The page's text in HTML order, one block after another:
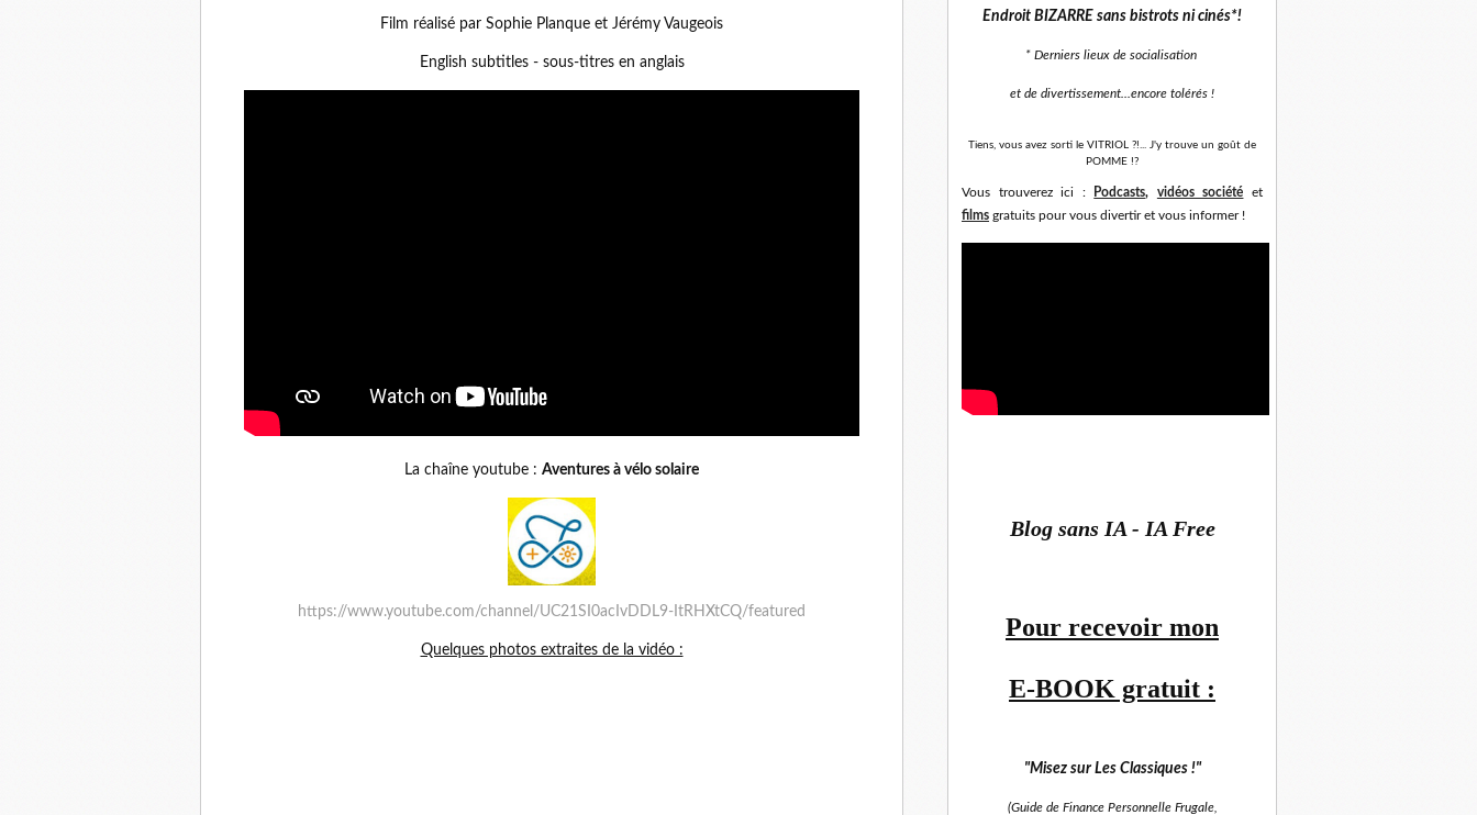
Film réalisé par Sophie Planque et Jérémy Vaugeois
English subtitles - sous-titres en anglais
La chaîne youtube : Aventures à vélo solaire
https://www.youtube.com/channel/UC21SI0acIvDDL9-ItRHXtCQ/featured
Quelques photos extraites de la vidéo :
Endroit BIZARRE sans bistrots ni cinés*!
* Derniers lieux de socialisation
et de divertissement... encore tolérés !
Tiens, vous avez sorti le VITRIOL ?!... J'y trouve un goût de
POMME !?
Vous trouverez ici : Podcasts, vidéos société et
films gratuits pour vous divertir et vous informer !
Blog sans IA - IA Free
Pour recevoir mon
E-BOOK gratuit :
"Misez sur Les Classiques !"
(Guide de Finance Personnelle Frugale,